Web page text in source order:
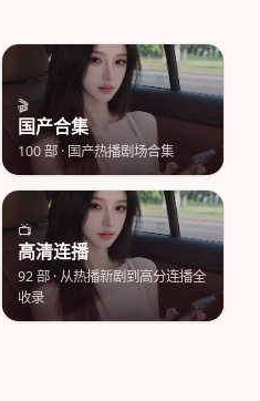
🎬
国产合集
100部 · 国产热播剧场合集
📺
高清连播
92部 ·从热播新剧到高分连播全
收录